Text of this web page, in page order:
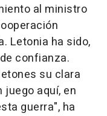
al ministro
Letonia ha sido,
confianza.
su clara
aquí, en
guerra", ha